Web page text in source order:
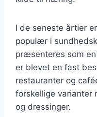
I de seneste årtier
populær i
præsenteres som
er blevet en fast
restauranter og
forskellige varianter
og dressinger.